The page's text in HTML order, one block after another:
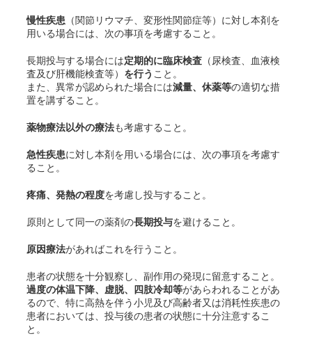
慢性疾患 （関節リウマチ、変形性関節症等）に対し本剤を
用いる場合には、次の事項を考慮すること。
長期投与する場合には定期的に臨床検査 （尿検査、血液検
査及び肝機能検査等） を行う こと。
また、異常が認められた場合には減量、休薬等の適切な措
置を講ずること。
薬物療法以外の療法も考慮すること。
急性疾患に対し本剤を用いる場合には、次の事項を考慮す
ること。
疼痛、発熱の程度を考慮し投与すること。
原則として同一の薬剤の長期投与を避けること。
原因療法があればこれを行うこと。
患者の状態を十分観察し、副作用の発現に留意すること。
過度の体温下降、虚脱、四肢冷却等があらわれることがあ
るので、特に高熱を伴う小児及び高齢者又は消耗性疾患の
患者においては、投与後の患者の状態に十分注意するこ
と。